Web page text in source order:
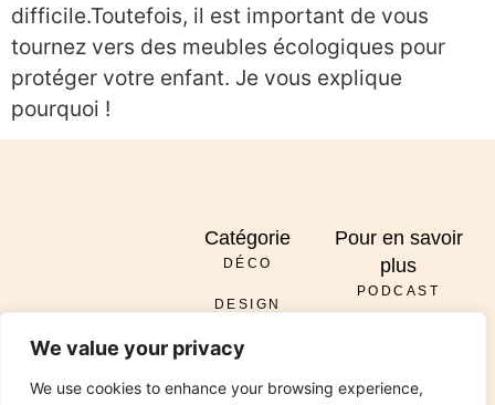
We value your privacy
We use cookies to enhance your browsing experience,
difficile.Toutefois, il est important de vous
tournez vers des meubles écologiques pour
protéger votre enfant. Je vous explique
pourquoi !
Catégorie
DÉCO
DESIGN
DIY
RÉNOVATION
Pour en savoir
plus
PODCAST